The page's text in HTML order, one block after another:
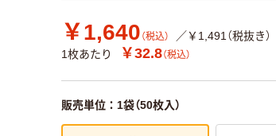
￥1,640 （税込）
／￥1,491（税抜き）
1枚あたり
￥32.8（税込）
販売単位：1袋（50枚入）